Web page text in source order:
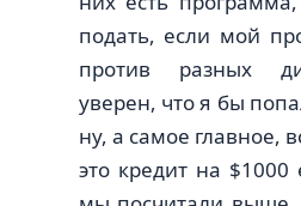
подать, если мой
против разных
уверен, что я бы
ну, а самое главное,
это кредит на